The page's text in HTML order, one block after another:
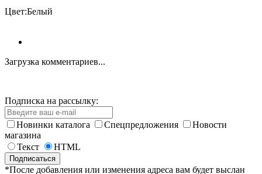
Цвет:Белый
Загрузка комментариев...
Подписка на рассылку:
Новинки каталога Спецпредложения
Новости
магазина
Текст
HTML
*После добавления или изменения адреса вам будет выслан